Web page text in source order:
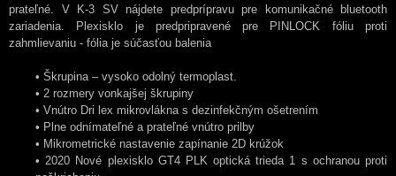
prateľné. V K-3 SV nájdete predprípravu pre komunikačné bluetooth
zariadenia. Plexisklo je predpripravené pre PINLOCK fóliu proti
zahmlievaniu - fólia je súčasťou balenia
• Škrupina – vysoko odolný termoplast.
• 2 rozmery vonkajšej škrupiny
• Vnútro Dri lex mikrovlákna s dezinfekčným ošetrením
• Plne odnímateľné a prateľné vnútro prilby
• Mikrometrické nastavenie zapínanie 2D krúžok
• 2020 Nové plexisklo GT4 PLK optická trieda 1 s ochranou proti